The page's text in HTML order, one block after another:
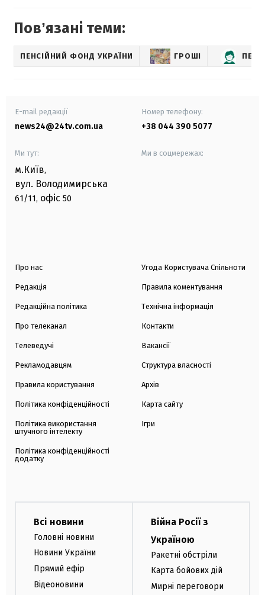
Повʼязані теми:
ПЕНСІЙНИЙ ФОНД УКРАЇНИ ГРОШІ
E-mail редакції
news24@24tv.com.ua
Номер телефону:
+38 044 390 5077
Ми тут:
м.Київ,
вул. Володимирська
61/11, офіс 50
Ми в соцмережах:
Про нас
Редакція
Редакційна політика
Про телеканал
Телеведучі
Рекламодавцям
Правила користування
Політика конфіденційності
Політика використання
штучного інтелекту
Політика конфіденційності
додатку
Угода Користувача Спільноти
Правила коментування
Технічна інформація
Контакти
Вакансії
Структура власності
Архів
Карта сайту
Ігри
Всі новини
Головні новини
Новини України
Прямий ефір
Відеоновини
Війна Росії з
Україною
Ракетні обстріли
Карта бойових дій
Мирні переговори